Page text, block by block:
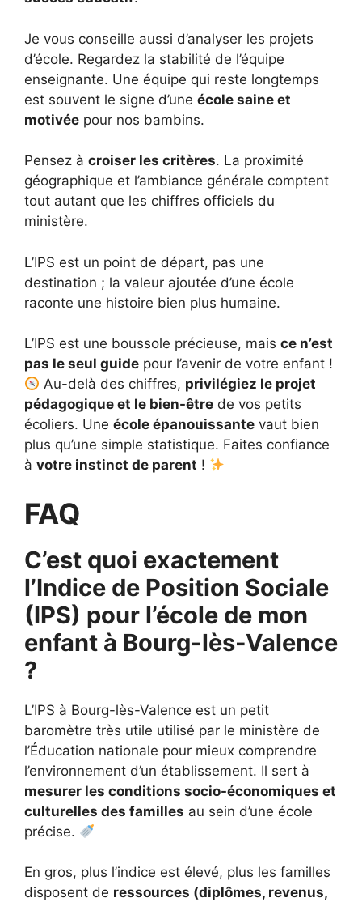
Je vous conseille aussi d’analyser les projets
d’école. Regardez la stabilité de l’équipe
enseignante. Une équipe qui reste longtemps
est souvent le signe d’une école saine et
motivée pour nos bambins.
Pensez à croiser les critères. La proximité
géographique et l’ambiance générale comptent
tout autant que les chiffres officiels du
ministère.
L’IPS est un point de départ, pas une
destination ; la valeur ajoutée d’une école
raconte une histoire bien plus humaine.
L’IPS est une boussole précieuse, mais ce n’est
pas le seul guide pour l’avenir de votre enfant !
Au-delà des chiffres, privilégiez le projet
pédagogique et le bien-être de vos petits
écoliers. Une école épanouissante vaut bien
plus qu’une simple statistique. Faites confiance
à votre instinct de parent !
FAQ
C’est quoi exactement
l’Indice de Position Sociale
(IPS) pour l’école de mon
enfant à Bourg-lès-Valence
?
L’IPS à Bourg-lès-Valence est un petit
baromètre très utile utilisé par le ministère de
l’Éducation nationale pour mieux comprendre
l’environnement d’un établissement. Il sert à
mesurer les conditions socio-économiques et
culturelles des familles au sein d’une école
précise.
En gros, plus l’indice est élevé, plus les familles
disposent de ressources (diplômes, revenus,